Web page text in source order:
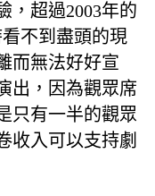
，超過2003年的
不到盡頭的現
而無法好好宣
出，因為觀眾席
只有一半的觀眾
收入可以支持劇